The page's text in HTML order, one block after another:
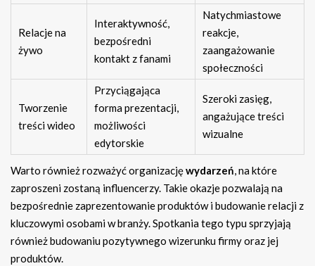
Relacje na
żywo
Interaktywność,
bezpośredni
kontakt z fanami
Natychmiastowe
reakcje,
zaangażowanie
społeczności
Tworzenie
treści wideo
Przyciągająca
forma prezentacji,
możliwości
edytorskie
Szeroki zasięg,
angażujące treści
wizualne
Warto również rozważyć organizacjęwydarzeń, na które
zaproszeni zostaną influencerzy. Takie okazje pozwalają na
bezpośrednie zaprezentowanie produktów i budowanie relacji z
kluczowymi osobami w branży. Spotkania tego typu sprzyjają
również budowaniu pozytywnego wizerunku firmy oraz jej
produktów.